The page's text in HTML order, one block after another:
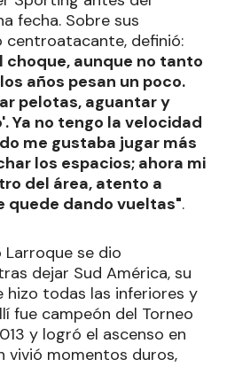
fecha. Sobre sus
definió:
choque, aunque no tanto
años pesan un poco.
pelotas, aguantar y
Ya no tengo la velocidad
me gustaba jugar más
los espacios; ahora mi
del área, atento a
quede dando vueltas".
se dio
dejar Sud América, su
hizo todas las inferiores y
fue campeón del Torneo
y logró el ascenso en
vivió momentos duros,